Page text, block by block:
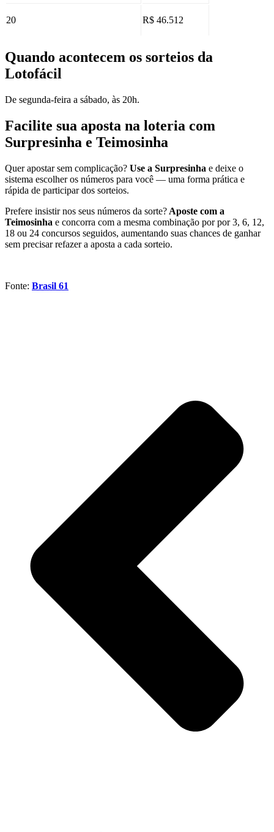
20 R$ 46.512
Quando acontecem os sorteios da
Lotofácil
De segunda-feira a sábado, às 20h.
Facilite sua aposta na loteria com
Surpresinha e Teimosinha
Quer apostar sem complicação? Use a Surpresinha e deixe o
sistema escolher os números para você — uma forma prática e
rápida de participar dos sorteios.
Prefere insistir nos seus números da sorte? Aposte com a
Teimosinha e concorra com a mesma combinação por por 3, 6, 12,
18 ou 24 concursos seguidos, aumentando suas chances de ganhar
sem precisar refazer a aposta a cada sorteio.
Fonte: Brasil 61